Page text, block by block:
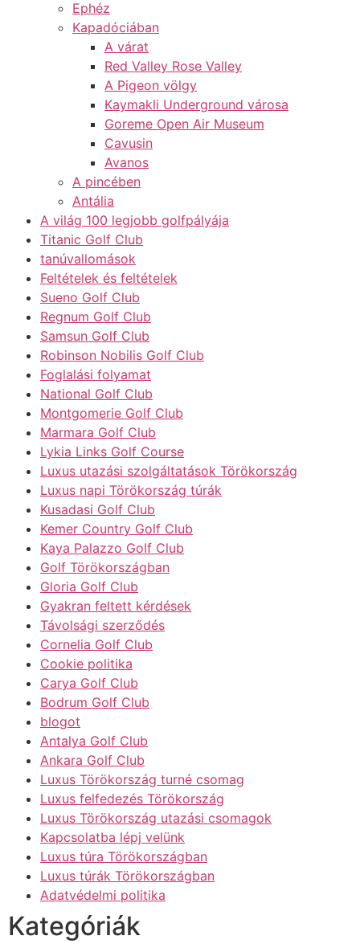
Ephéz
Kapadóciában
A várat
Red Valley Rose Valley
A Pigeon völgy
Kaymakli Underground városa
Goreme Open Air Museum
Cavusin
Avanos
A pincében
Antália
A világ 100 legjobb golfpályája
Titanic Golf Club
tanúvallomások
Feltételek és feltételek
Sueno Golf Club
Regnum Golf Club
Samsun Golf Club
Robinson Nobilis Golf Club
Foglalási folyamat
National Golf Club
Montgomerie Golf Club
Marmara Golf Club
Lykia Links Golf Course
Luxus utazási szolgáltatások Törökország
Luxus napi Törökország túrák
Kusadasi Golf Club
Kemer Country Golf Club
Kaya Palazzo Golf Club
Golf Törökországban
Gloria Golf Club
Gyakran feltett kérdések
Távolsági szerződés
Cornelia Golf Club
Cookie politika
Carya Golf Club
Bodrum Golf Club
blogot
Antalya Golf Club
Ankara Golf Club
Luxus Törökország turné csomag
Luxus felfedezés Törökország
Luxus Törökország utazási csomagok
Kapcsolatba lépj velünk
Luxus túra Törökországban
Luxus túrák Törökországban
Adatvédelmi politika
Kategóriák